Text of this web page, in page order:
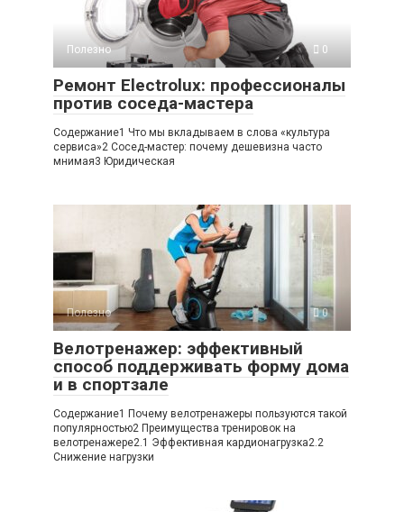
Полезно 0
Ремонт Electrolux: профессионалы
против соседа-мастера
Содержание1 Что мы вкладываем в слова «культура
сервиса»2 Сосед-мастер: почему дешевизна часто
мнимая3 Юридическая
Полезно 0
Велотренажер: эффективный
способ поддерживать форму дома
и в спортзале
Содержание1 Почему велотренажеры пользуются такой
популярностью2 Преимущества тренировок на
велотренажере2.1 Эффективная кардионагрузка2.2
Снижение нагрузки